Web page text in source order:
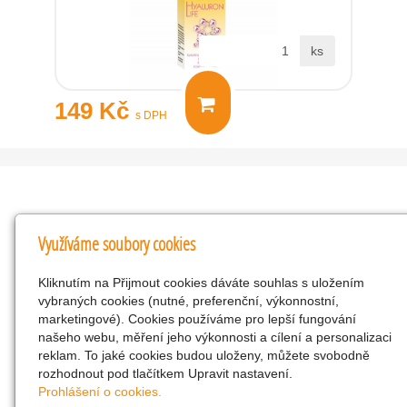
149 Kč s DPH
ks
Kontakty
KNK obchodní společnost s r.o.
Komenského 127, Žacléř, 542 01 Číslo účtu:
286293602/0300
25298518
CZ25298518
info@drogerienacestach.cz
Využíváme soubory cookies
Kliknutím na Přijmout cookies dáváte souhlas s uložením
vybraných cookies (nutné, preferenční, výkonnostní,
marketingové). Cookies používáme pro lepší fungování
našeho webu, měření jeho výkonnosti a cílení a personalizaci
reklam. To jaké cookies budou uloženy, můžete svobodně
rozhodnout pod tlačítkem Upravit nastavení.
Prohlášení o cookies.